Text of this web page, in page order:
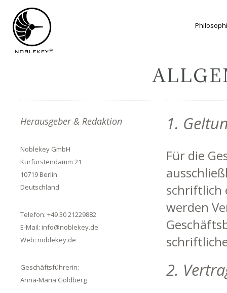
Herausgeber & Redaktion
Noblekey GmbH
Kurfürstendamm 21
10719 Berlin
Deutschland
Telefon: +49 30 21229882
E-Mail: info@noblekey.de
Web: noblekey.de
Geschäftsführerin:
Anna-Maria Goldberg
1.
Für die
schriftlich
werden
2.